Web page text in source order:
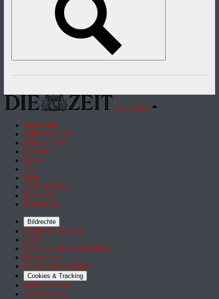
Nach oben
Impressum
Hilfe & Kontakt
Unternehmen
Karriere
Presse
Jobs
Shop
ZEIT REISEN
Inserieren
Mediadaten
Bildrechte
Rechte & Lizenzen
AGB
Erklärung zur Barrierefreiheit
Datenschutz
Privacy Einstellungen
Cookies & Tracking
Utiq verwalten
Abo kündigen